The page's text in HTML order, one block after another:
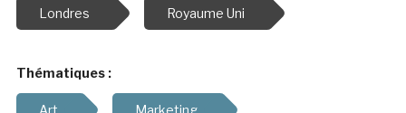
Londres Royaume Uni
Thématiques :
Art Marketing